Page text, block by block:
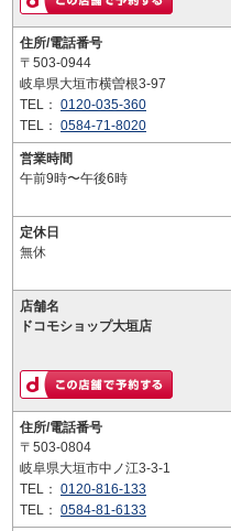
住所/電話番号
〒503-0944
岐阜県大垣市横曽根3-97
TEL： 0120-035-360
TEL： 0584-71-8020
営業時間
午前9時〜午後6時
定休日
無休
店舗名
ドコモショップ大垣店
住所/電話番号
〒503-0804
岐阜県大垣市中ノ江3-3-1
TEL： 0120-816-133
TEL： 0584-81-6133